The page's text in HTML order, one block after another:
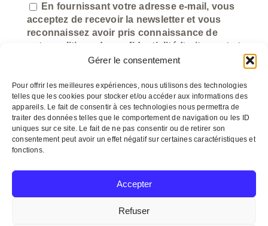
Gérer le consentement
Pour offrir les meilleures expériences, nous utilisons des technologies
telles que les cookies pour stocker et/ou accéder aux informations des
appareils. Le fait de consentir à ces technologies nous permettra de
traiter des données telles que le comportement de navigation ou les ID
uniques sur ce site. Le fait de ne pas consentir ou de retirer son
consentement peut avoir un effet négatif sur certaines caractéristiques et
fonctions.
Accepter
Refuser
En fournissant votre adresse e-mail, vous
acceptez de recevoir la newsletter et vous
reconnaissez avoir pris connaissance de
notre politique de confidentialité (traitement et
utilisation des données).
2026 Un arôme 2 chefs